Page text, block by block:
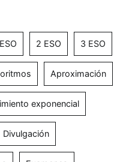
2 ESO 3 ESO
Aproximación
exponencial
Divulgación